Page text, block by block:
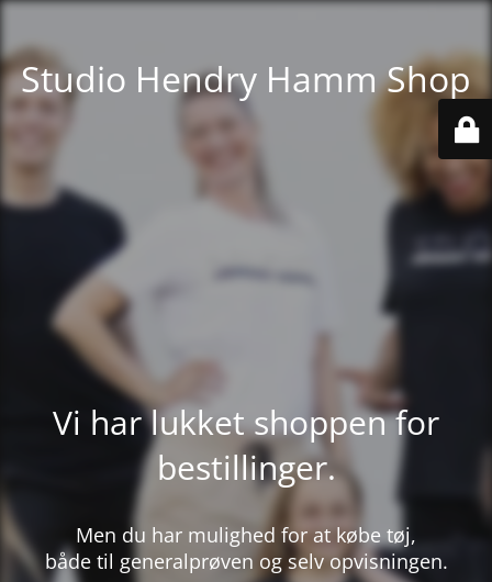
Studio Hendry Hamm Shop
Vi har lukket shoppen for
bestillinger.
Men du har mulighed for at købe tøj,
både til generalprøven og selv opvisningen.